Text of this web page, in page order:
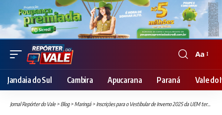
Font
Resizer
Aa
Jandaia do Sul Cambira Apucarana Paraná Vale do
Jornal Repórter do Vale> Blog> Maringá> Inscrições para o Vestibular de Inverno 2025 da UEM terminam no dia 4 de junho